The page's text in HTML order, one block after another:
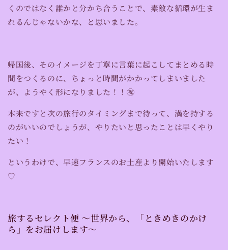
くのではなく誰かと分かち合うことで、素敵な循環が生ま
れるんじゃないかな、と思いました。
帰国後、そのイメージを丁寧に言葉に起こしてまとめる時
間をつくるのに、ちょっと時間がかかってしまいました
が、ようやく形になりました！！㊗️
本来ですと次の旅行のタイミングまで待って、満を持する
のがいいのでしょうが、やりたいと思ったことは早くやり
たい！
というわけで、早速フランスのお土産より開始いたします
♡
旅するセレクト便 〜世界から、「ときめきのかけ
ら」をお届けします〜